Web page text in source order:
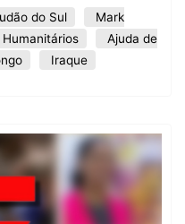
do Sul
Mark
Ajuda de
Iraque